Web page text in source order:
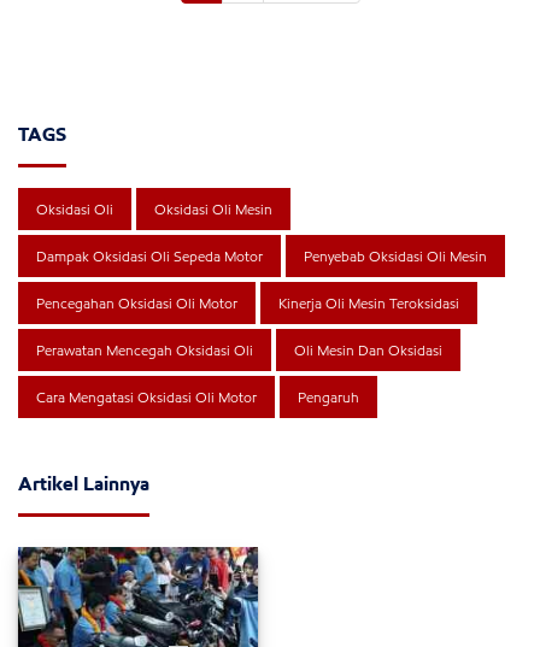
TAGS
Oksidasi Oli Oksidasi Oli Mesin
Dampak Oksidasi Oli Sepeda Motor Penyebab Oksidasi Oli Mesin
Pencegahan Oksidasi Oli Motor Kinerja Oli Mesin Teroksidasi
Perawatan Mencegah Oksidasi Oli Oli Mesin Dan Oksidasi
Cara Mengatasi Oksidasi Oli Motor Pengaruh
Artikel Lainnya